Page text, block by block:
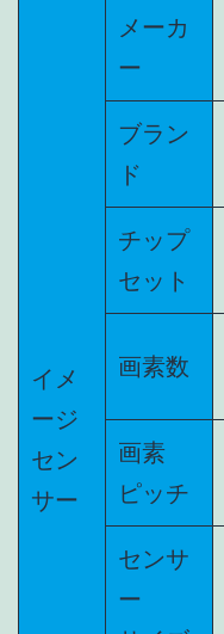
イメ
ージ
セン
サー
メーカ
ー
ブラン
ド
チップ
セット
画素数
画素
ピッチ
センサ
ー